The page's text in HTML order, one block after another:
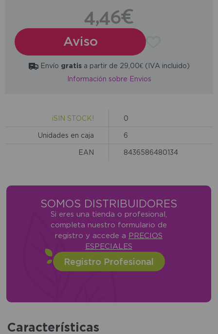
4,46€
Aviso
Envío gratisa partir de 29,00€ (IVA incluido)
Información sobre Envios
¡SIN STOCK! 0
Unidades en caja 6
EAN 8436586480134
SOMOS DISTRIBUIDORES
Si eres una tienda o profesional,
completa nuestro formulario de
registro y accede a PRECIOS
ESPECIALES
Registro Profesional
Características